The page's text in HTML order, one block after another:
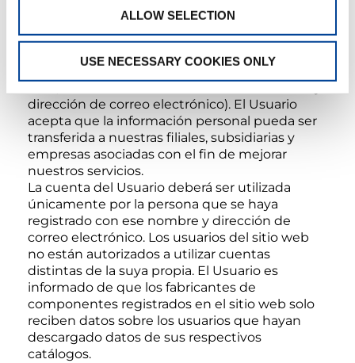
ALLOW SELECTION
USE NECESSARY COOKIES ONLY
responder a un cuestionario. En este caso, el
Usuario acepta proporcionar información
personal exacta (nacionalidad, lugar de trabajo,
dirección de correo electrónico). El Usuario
acepta que la información personal pueda ser
transferida a nuestras filiales, subsidiarias y
empresas asociadas con el fin de mejorar
nuestros servicios.
La cuenta del Usuario deberá ser utilizada
únicamente por la persona que se haya
registrado con ese nombre y dirección de
correo electrónico. Los usuarios del sitio web
no están autorizados a utilizar cuentas
distintas de la suya propia. El Usuario es
informado de que los fabricantes de
componentes registrados en el sitio web solo
reciben datos sobre los usuarios que hayan
descargado datos de sus respectivos
catálogos.